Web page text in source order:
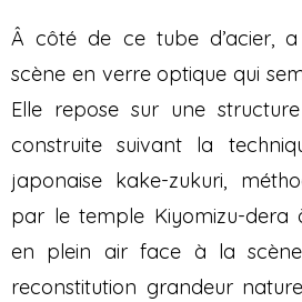
Â côté de ce tube d’acier,
scène en verre optique qui
Elle repose sur une
construite suivant la
japonaise kake-zukuri,
par le temple Kiyomizu-dera
en plein air face à la
reconstitution grandeur